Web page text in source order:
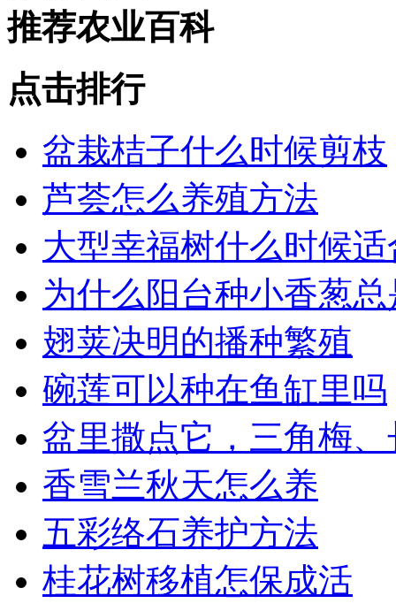
推荐农业百科
点击排行
盆栽桔子什么时候剪枝
芦荟怎么养殖方法
大型幸福树什么时候
为什么阳台种小香葱
翅荚决明的播种繁殖
碗莲可以种在鱼缸里吗
盆里撒点它，三角梅
香雪兰秋天怎么养
五彩络石养护方法
桂花树移植怎保成活